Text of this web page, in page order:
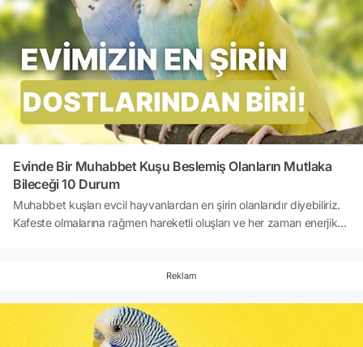
Evinde Bir Muhabbet Kuşu Beslemiş Olanların Mutlaka
Bileceği 10 Durum
Muhabbet kuşları evcil hayvanlardan en şirin olanlarıdır diyebiliriz.
Kafeste olmalarına rağmen hareketli oluşları ve her zaman enerjik
Reklam